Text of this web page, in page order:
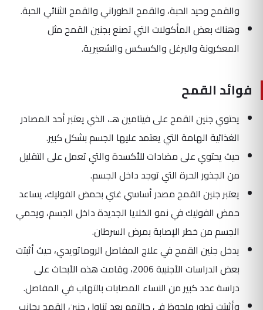
والقمح وحيد الحبة، والقمح الطوراني والقمح الثنائي الحبة.
وهناك بعض المأكولات التي تصنع بجنين القمح مثل
المعكرونة والبرغل والكسكس والشعيرية.
فوائد القمح
يحتوي جنين القمح على فيتامين هـ، الذي يعتبر أحد المصادر
الغذائية الهامة التي يعتمد عليها الجسم بشكل كبير.
حيث يحتوي على مضادات للأكسدة والتي تعمل على التقليل
من الجذور الحرة التي توجد داخل الجسم.
يعتبر جنين القمح مصدر أساسي غني بحمض الفوليك، يساعد
حمض الفوليك في نمو الخلايا الجديدة داخل الجسم، ويحمي
الجسم من خطر الإصابة بمرض السرطان.
يدخل جنين القمح في علاج المفاصل الروماتويدي، حيث أثبتت
بعض الدراسات الأجنبية 2006، وقامت هذه الأبحاث على
دراسة عدد كبير من النساء المصابات بالتهاب في المفاصل.
وأثبتت تطور ملحوظ في حالتهم بعد تناول جنين القمح بجانب